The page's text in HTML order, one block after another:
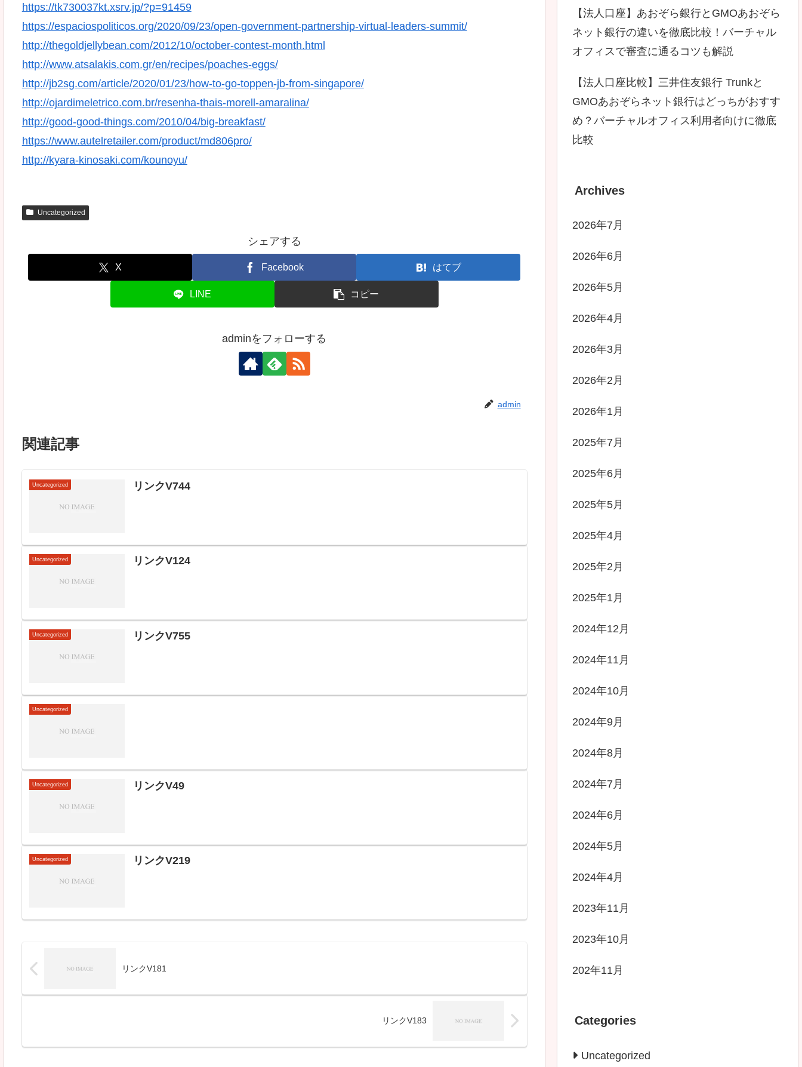
https://tk730037kt.xsrv.jp/?p=91459
https://espaciospoliticos.org/2020/09/23/open-government-partnership-virtual-leaders-summit/
http://thegoldjellybean.com/2012/10/october-contest-month.html
http://www.atsalakis.com.gr/en/recipes/poaches-eggs/
http://jb2sg.com/article/2020/01/23/how-to-go-toppen-jb-from-singapore/
http://ojardimeletrico.com.br/resenha-thais-morell-amaralina/
http://good-good-things.com/2010/04/big-breakfast/
https://www.autelretailer.com/product/md806pro/
http://kyara-kinosaki.com/kounoyu/
Uncategorized
シェアする
X Facebook はてブ
LINE コピー
adminをフォローする
admin
関連記事
Uncategorized リンクV744
Uncategorized リンクV124
Uncategorized リンクV755
Uncategorized
Uncategorized リンクV49
Uncategorized リンクV219
リンクV181
リンクV183
【法人口座】あおぞら銀行とGMOあおぞら
ネット銀行の違いを徹底比較！バーチャル
オフィスで審査に通るコツも解説
【法人口座比較】三井住友銀行 Trunkと
GMOあおぞらネット銀行はどっちがおすす
め？バーチャルオフィス利用者向けに徹底
比較
Archives
2026年7月
2026年6月
2026年5月
2026年4月
2026年3月
2026年2月
2026年1月
2025年7月
2025年6月
2025年5月
2025年4月
2025年2月
2025年1月
2024年12月
2024年11月
2024年10月
2024年9月
2024年8月
2024年7月
2024年6月
2024年5月
2024年4月
2023年11月
2023年10月
202年11月
Categories
Uncategorized